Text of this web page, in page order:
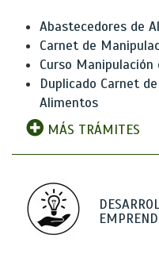
Abastecedores de
Carnet de
Curso
Duplicado Carnet
Alimentos
MÁS TRÁMITES